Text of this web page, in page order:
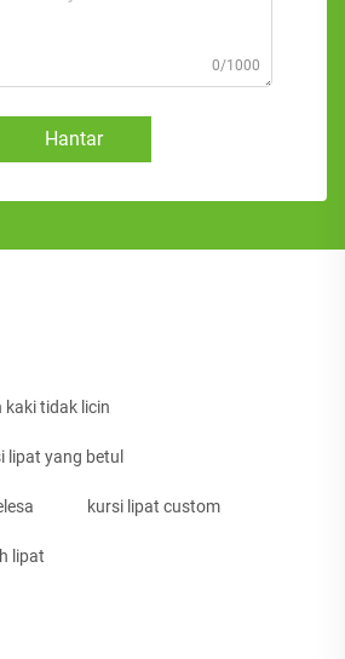
0/1000
Hantar
kaki tidak licin
lipat yang betul
kursi lipat custom
lipat